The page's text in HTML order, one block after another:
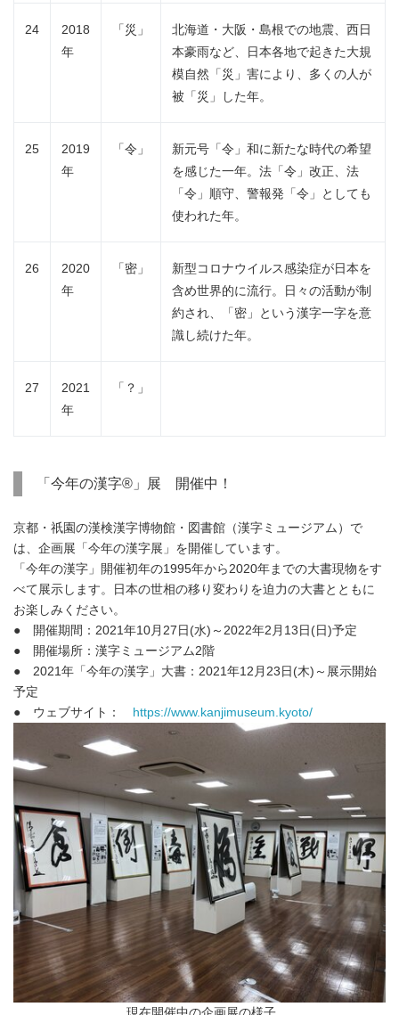
24
2018
年
「災」
北海道・大阪・島根での地震、西日
本豪雨など、日本各地で起きた大規
模自然「災」害により、多くの人が
被「災」した年。
25
2019
年
「令」
新元号「令」和に新たな時代の希望
を感じた一年。法「令」改正、法
「令」順守、警報発「令」としても
使われた年。
26
2020
年
「密」
新型コロナウイルス感染症が日本を
含め世界的に流行。日々の活動が制
約され、「密」という漢字一字を意
識し続けた年。
27
2021
年
「？」
「今年の漢字®」展 開催中！
京都・祇園の漢検漢字博物館・図書館（漢字ミュージアム）で
は、企画展「今年の漢字展」を開催しています。
「今年の漢字」開催初年の1995年から2020年までの大書現物をす
べて展示します。日本の世相の移り変わりを迫力の大書とともに
お楽しみください。
● 開催期間：2021年10月27日(水)～2022年2月13日(日)予定
● 開催場所：漢字ミュージアム2階
● 2021年「今年の漢字」大書：2021年12月23日(木)～展示開始
予定
● ウェブサイト：
https://www.kanjimuseum.kyoto/